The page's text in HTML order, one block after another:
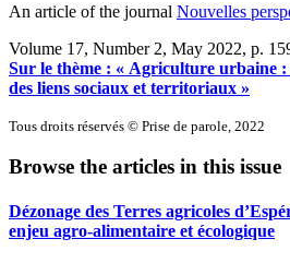
An article of the journal Nouvelles
Volume 17, Number 2, May 2022, p.
Sur le thème : « Agriculture urbaine
des liens sociaux et territoriaux »
Tous droits réservés © Prise de parole, 2022
Browse the articles in this issue
Dézonage des Terres agricoles
enjeu agro-alimentaire et écologique